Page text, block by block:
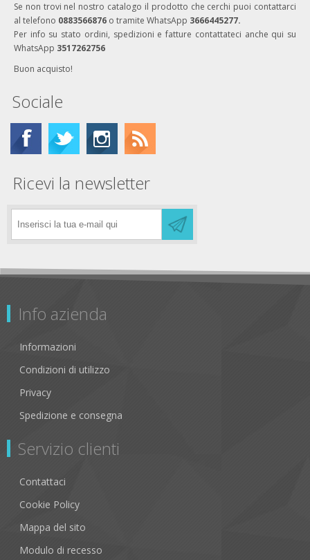
Se non trovi nel nostro catalogo il prodotto che cerchi puoi contattarci
al telefono 0883566876 o tramite WhatsApp 3666445277.
Per info su stato ordini, spedizioni e fatture contattateci anche qui su
WhatsApp 3517262756
Buon acquisto!
Sociale
Ricevi la newsletter
Info azienda
Informazioni
Condizioni di utilizzo
Privacy
Spedizione e consegna
Servizio clienti
Contattaci
Cookie Policy
Mappa del sito
Modulo di recesso